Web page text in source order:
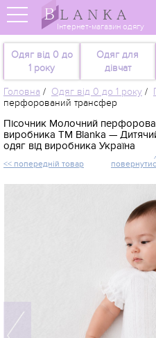
Інтернет-магазин одягу
Одяг від 0 до
1 року
Одяг для
дівчат
Головна / Одяг від 0 до 1 року /
перфорований трансфер
Пісочник Молочний
виробника TM Blanka —
одяг від виробника Україна
<< попередній товар